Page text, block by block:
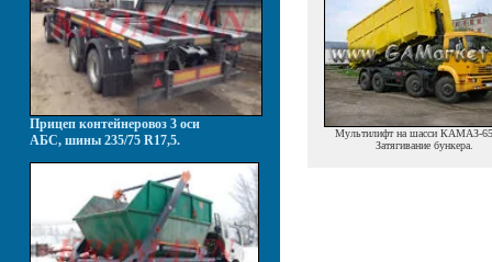
Прицеп контейнеровоз 3 оси
АБС, шины 235/75 R17,5.
Мультилифт на шасси КАМАЗ-
Затягивание бункера.